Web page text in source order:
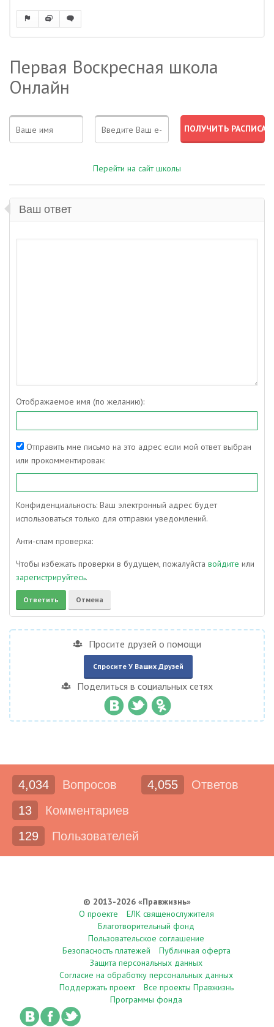
Первая Воскресная школа
Онлайн
Перейти на сайт школы
Ваш ответ
Отображаемое имя (по желанию):
Отправить мне письмо на это адрес если мой ответ выбран
или прокомментирован:
Конфиденциальность: Ваш электронный адрес будет
использоваться только для отправки уведомлений.
Анти-спам проверка:
Чтобы избежать проверки в будущем, пожалуйста войдите или
зарегистрируйтесь.
Просите друзей о помощи
Спросите У Ваших Друзей
Поделиться в социальных сетях
4,034 Вопросов 4,055
Ответов
13
Комментариев
129
Пользователей
© 2013-2026 «Правжизнь»
О проекте
ЕЛК священослужителя
Благотворительный фонд
Пользовательское соглашение
Безопасность платежей
Публичная оферта
Защита персональных данных
Согласие на обработку персональных данных
Поддержать проект
Все проекты Правжизнь
Программы фонда